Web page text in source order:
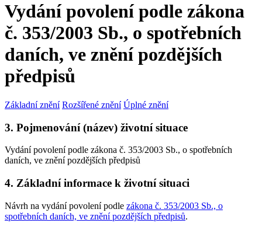
Vydání povolení podle zákona
č. 353/2003 Sb., o spotřebních
daních, ve znění pozdějších
předpisů
Základní znění Rozšířené znění Úplné znění
3. Pojmenování (název) životní situace
Vydání povolení podle zákona č. 353/2003 Sb., o spotřebních
daních, ve znění pozdějších předpisů
4. Základní informace k životní situaci
Návrh na vydání povolení podle zákona č. 353/2003 Sb., o
spotřebních daních, ve znění pozdějších předpisů.